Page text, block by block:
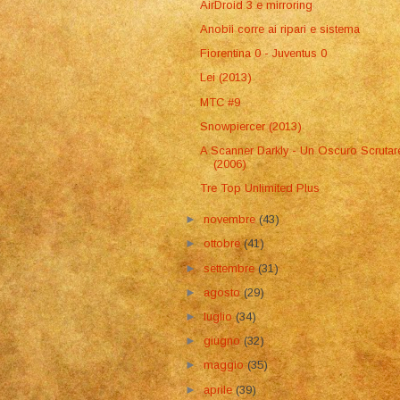
AirDroid 3 e mirroring
Anobii corre ai ripari e sistema
Fiorentina 0 - Juventus 0
Lei (2013)
MTC #9
Snowpiercer (2013)
A Scanner Darkly - Un Oscuro
(2006)
Tre Top Unlimited Plus
►novembre(43)
►ottobre(41)
►settembre(31)
►agosto(29)
►luglio(34)
►giugno(32)
►maggio(35)
►aprile(39)